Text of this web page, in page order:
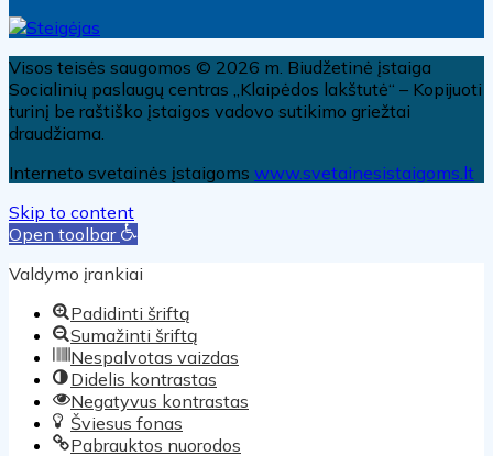
Visos teisės saugomos © 2026 m. Biudžetinė įstaiga
Socialinių paslaugų centras „Klaipėdos lakštutė“ – Kopijuoti
turinį be raštiško įstaigos vadovo sutikimo griežtai
draudžiama.
Interneto svetainės įstaigoms www.svetainesistaigoms.lt
Skip to content
Open toolbar
Valdymo įrankiai
Padidinti šriftą
Sumažinti šriftą
Nespalvotas vaizdas
Didelis kontrastas
Negatyvus kontrastas
Šviesus fonas
Pabrauktos nuorodos